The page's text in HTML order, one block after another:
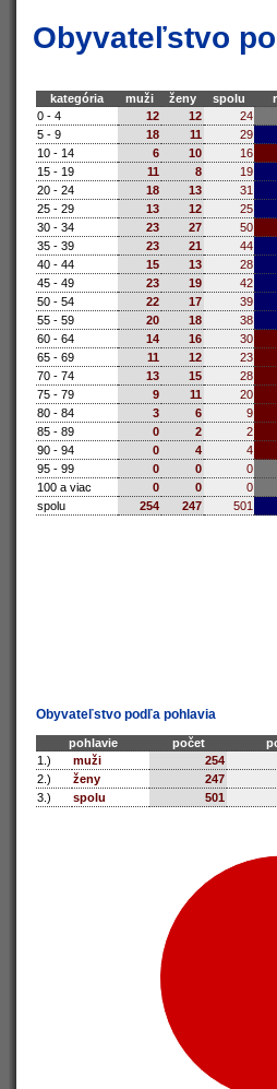
Obyvateľstvo
kategória muži ženy spolu
0 - 4
12 12 24
5 - 9
18 11 29
10 - 14
6 10 16
15 - 19
11 8 19
20 - 24
18 13 31
25 - 29
13 12 25
30 - 34
23 27 50
35 - 39
23 21 44
40 - 44
15 13 28
45 - 49
23 19 42
50 - 54
22 17 39
55 - 59
20 18 38
60 - 64
14 16 30
65 - 69
11 12 23
70 - 74
13 15 28
75 - 79
9 11 20
80 - 84
3 6 9
85 - 89
0 2 2
90 - 94
0 4 4
95 - 99
0 0 0
100 a viac
0 0 0
spolu
254 247 501
Obyvateľstvo podľa pohlavia
pohlavie počet
1.)
muži 254
2.)
ženy 247
3.)
spolu 501